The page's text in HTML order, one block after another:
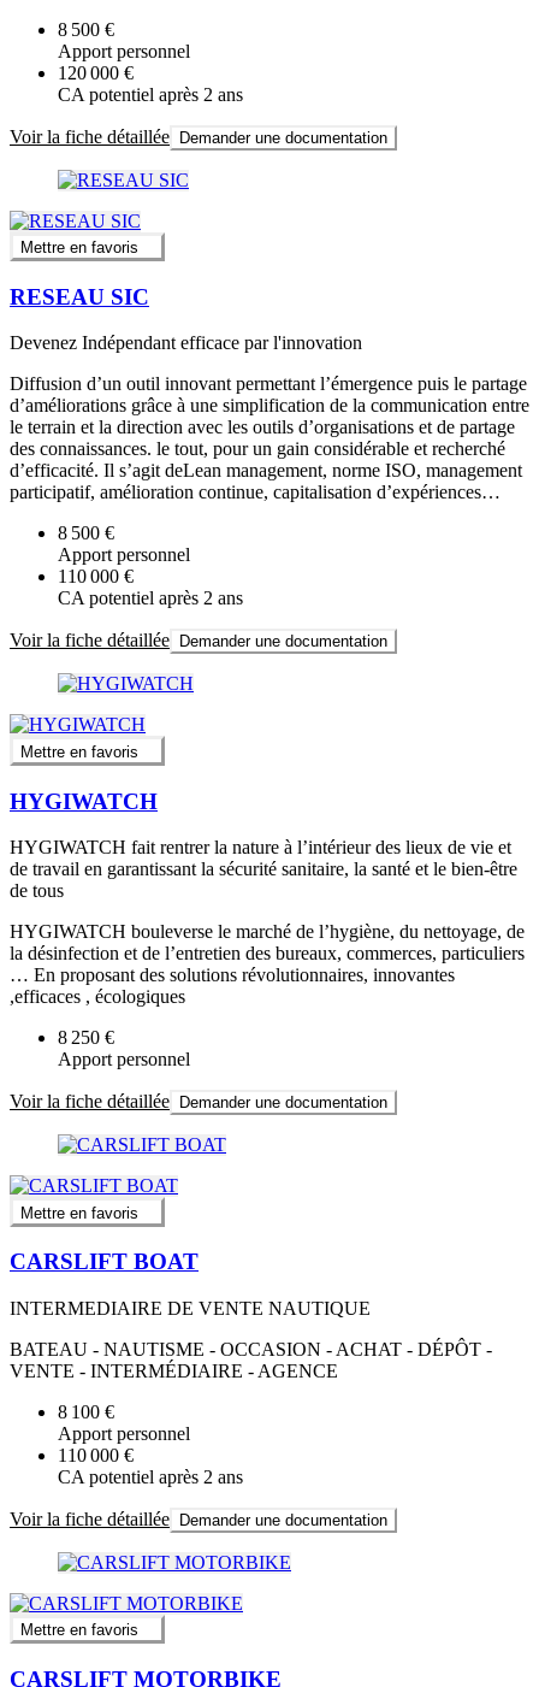
8 500 €
Apport personnel
120 000 €
CA potentiel après 2 ans
Voir la fiche détaillée Demander une documentation
Mettre en favoris
RESEAU SIC
Devenez Indépendant efficace par l'innovation
Diffusion d’un outil innovant permettant l’émergence puis le partage
d’améliorations grâce à une simplification de la communication entre
le terrain et la direction avec les outils d’organisations et de partage
des connaissances. le tout, pour un gain considérable et recherché
d’efficacité. Il s’agit deLean management, norme ISO, management
participatif, amélioration continue, capitalisation d’expériences…
8 500 €
Apport personnel
110 000 €
CA potentiel après 2 ans
Voir la fiche détaillée Demander une documentation
Mettre en favoris
HYGIWATCH
HYGIWATCH fait rentrer la nature à l’intérieur des lieux de vie et
de travail en garantissant la sécurité sanitaire, la santé et le bien-être
de tous
HYGIWATCH bouleverse le marché de l’hygiène, du nettoyage, de
la désinfection et de l’entretien des bureaux, commerces, particuliers
… En proposant des solutions révolutionnaires, innovantes
,efficaces , écologiques
8 250 €
Apport personnel
Voir la fiche détaillée Demander une documentation
Mettre en favoris
CARSLIFT BOAT
INTERMEDIAIRE DE VENTE NAUTIQUE
BATEAU - NAUTISME - OCCASION - ACHAT - DÉPÔT -
VENTE - INTERMÉDIAIRE - AGENCE
8 100 €
Apport personnel
110 000 €
CA potentiel après 2 ans
Voir la fiche détaillée Demander une documentation
Mettre en favoris
CARSLIFT MOTORBIKE